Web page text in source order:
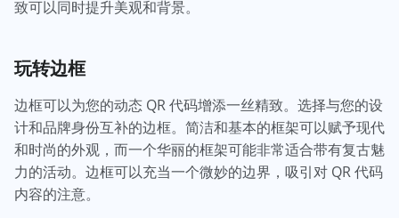
致可以同时提升美观和背景。
玩转边框
边框可以为您的动态 QR 代码增添一丝精致。选择与您的设
计和品牌身份互补的边框。简洁和基本的框架可以赋予现代
和时尚的外观，而一个华丽的框架可能非常适合带有复古魅
力的活动。边框可以充当一个微妙的边界，吸引对 QR 代码
内容的注意。